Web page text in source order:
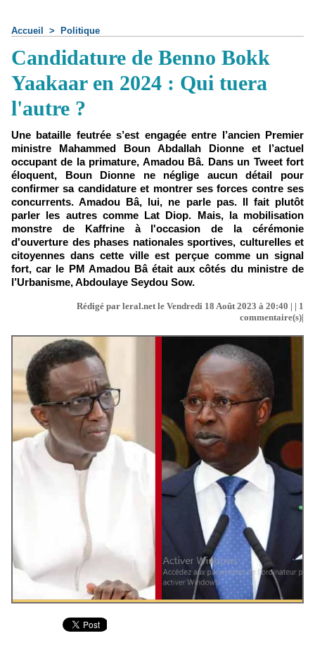
Accueil > Politique
Candidature de Benno Bokk
Yaakaar en 2024 : Qui tuera
l'autre ?
Une bataille feutrée s’est engagée entre l’ancien Premier
ministre Mahammed Boun Abdallah Dionne et l’actuel
occupant de la primature, Amadou Bâ. Dans un Tweet fort
éloquent, Boun Dionne ne néglige aucun détail pour
confirmer sa candidature et montrer ses forces contre ses
concurrents. Amadou Bâ, lui, ne parle pas. Il fait plutôt
parler les autres comme Lat Diop. Mais, la mobilisation
monstre de Kaffrine à l'occasion de la cérémonie
d'ouverture des phases nationales sportives, culturelles et
citoyennes dans cette ville est perçue comme un signal
fort, car le PM Amadou Bâ était aux côtés du ministre de
l’Urbanisme, Abdoulaye Seydou Sow.
Rédigé par leral.net le Vendredi 18 Août 2023 à 20:40 | | 1
commentaire(s)|